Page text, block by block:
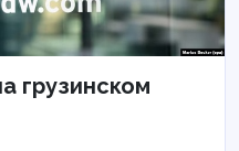
грузинском